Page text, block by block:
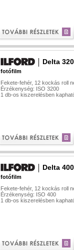
Delta
fotófilm
Fekete-fehér, 12 kockás roll
Érzékenység: ISO 3200
1 db-os kiszerelésben
Delta
fotófilm
Fekete-fehér, 12 kockás roll
Érzékenység: ISO 400
1 db-os kiszerelésben